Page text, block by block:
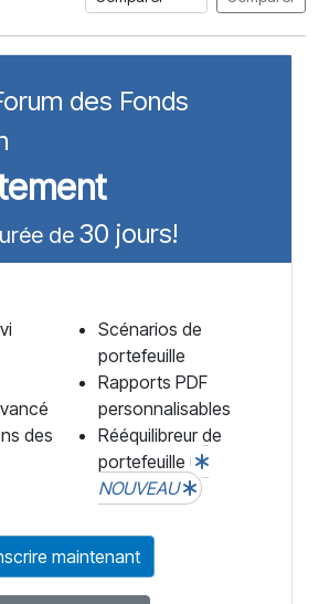
des Fonds
de 30 jours!
des
Scénarios de
portefeuille
Rapports PDF
personnalisables
Rééquilibreur de
portefeuille
NOUVEAU
maintenant